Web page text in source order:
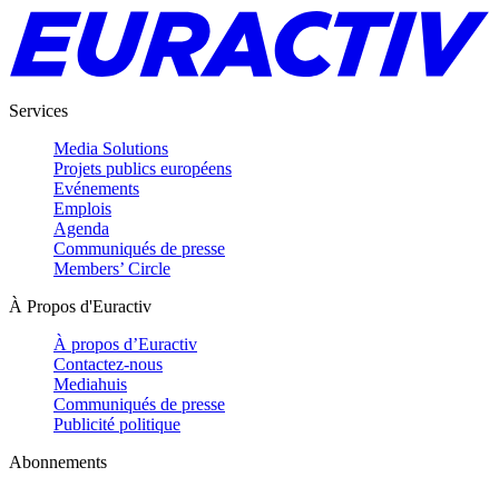
Services
Media Solutions
Projets publics européens
Evénements
Emplois
Agenda
Communiqués de presse
Members’ Circle
À Propos d'Euractiv
À propos d’Euractiv
Contactez-nous
Mediahuis
Communiqués de presse
Publicité politique
Abonnements